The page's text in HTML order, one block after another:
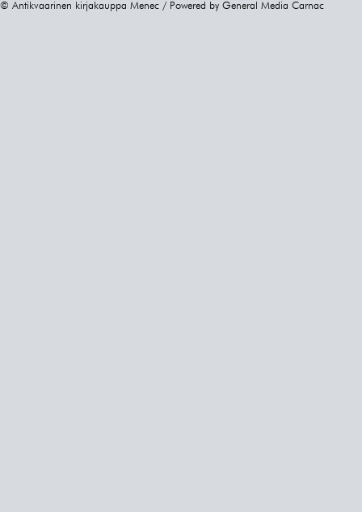
© Antikvaarinen kirjakauppa Menec / Powered by General Media Carnac